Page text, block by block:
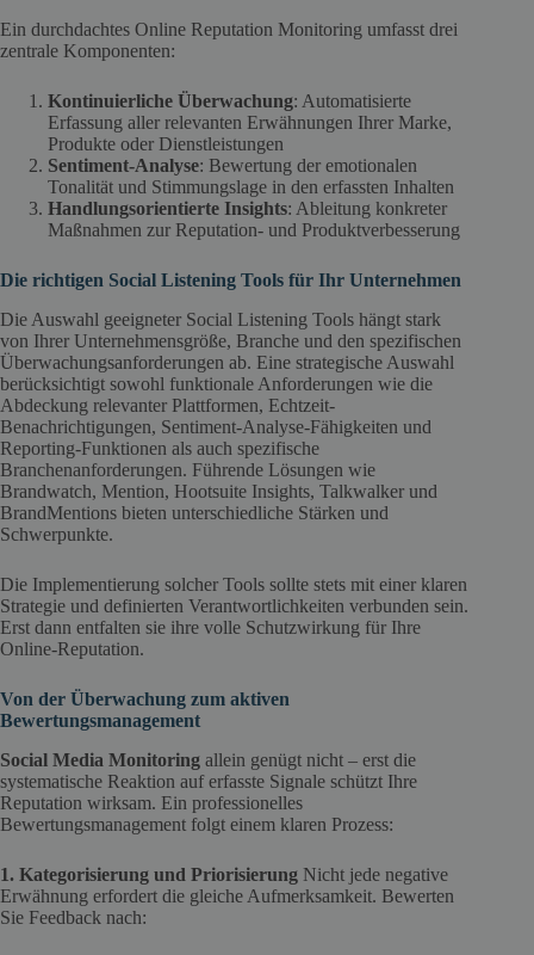
Ein durchdachtes Online Reputation Monitoring umfasst drei
zentrale Komponenten:
Kontinuierliche Überwachung: Automatisierte
Erfassung aller relevanten Erwähnungen Ihrer Marke,
Produkte oder Dienstleistungen
Sentiment-Analyse: Bewertung der emotionalen
Tonalität und Stimmungslage in den erfassten Inhalten
Handlungsorientierte Insights: Ableitung konkreter
Maßnahmen zur Reputation- und Produktverbesserung
Die richtigen Social Listening Tools für Ihr Unternehmen
Die Auswahl geeigneter Social Listening Tools hängt stark
von Ihrer Unternehmensgröße, Branche und den spezifischen
Überwachungsanforderungen ab. Eine strategische Auswahl
berücksichtigt sowohl funktionale Anforderungen wie die
Abdeckung relevanter Plattformen, Echtzeit-
Benachrichtigungen, Sentiment-Analyse-Fähigkeiten und
Reporting-Funktionen als auch spezifische
Branchenanforderungen. Führende Lösungen wie
Brandwatch, Mention, Hootsuite Insights, Talkwalker und
BrandMentions bieten unterschiedliche Stärken und
Schwerpunkte.
Die Implementierung solcher Tools sollte stets mit einer klaren
Strategie und definierten Verantwortlichkeiten verbunden sein.
Erst dann entfalten sie ihre volle Schutzwirkung für Ihre
Online-Reputation.
Von der Überwachung zum aktiven
Bewertungsmanagement
Social Media Monitoring allein genügt nicht – erst die
systematische Reaktion auf erfasste Signale schützt Ihre
Reputation wirksam. Ein professionelles
Bewertungsmanagement folgt einem klaren Prozess:
1. Kategorisierung und Priorisierung Nicht jede negative
Erwähnung erfordert die gleiche Aufmerksamkeit. Bewerten
Sie Feedback nach: